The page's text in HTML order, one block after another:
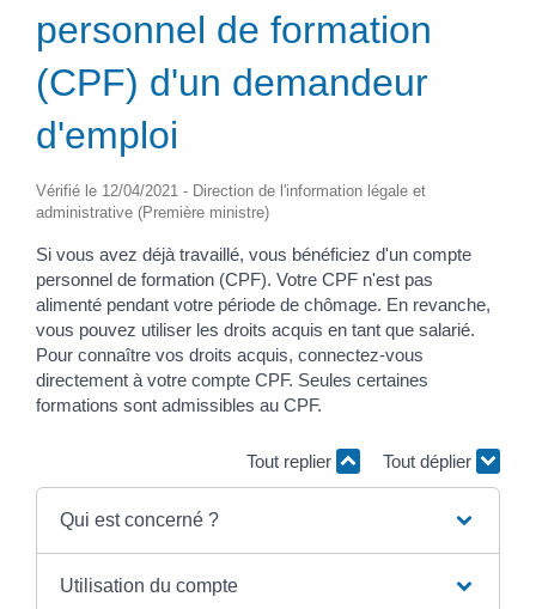
personnel de formation
(CPF) d'un demandeur
d'emploi
Vérifié le 12/04/2021 - Direction de l'information légale et
administrative (Première ministre)
Si vous avez déjà travaillé, vous bénéficiez d'un compte
personnel de formation (CPF). Votre CPF n'est pas
alimenté pendant votre période de chômage. En revanche,
vous pouvez utiliser les droits acquis en tant que salarié.
Pour connaître vos droits acquis, connectez-vous
directement à votre compte CPF. Seules certaines
formations sont admissibles au CPF.
Tout replier Tout déplier
Qui est concerné ?
Utilisation du compte